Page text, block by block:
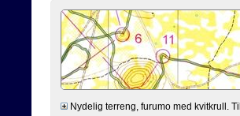
Nydelig terreng, furumo med kvitkrull.